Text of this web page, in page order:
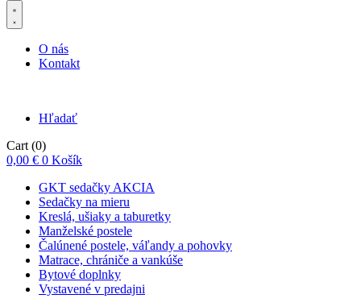
O nás
Kontakt
Hľadať
Cart (0)
0,00 € 0 Košík
GKT sedačky AKCIA
Sedačky na mieru
Kreslá, ušiaky a taburetky
Manželské postele
Čalúnené postele, váľandy a pohovky
Matrace, chrániče a vankúše
Bytové doplnky
Vystavené v predajni